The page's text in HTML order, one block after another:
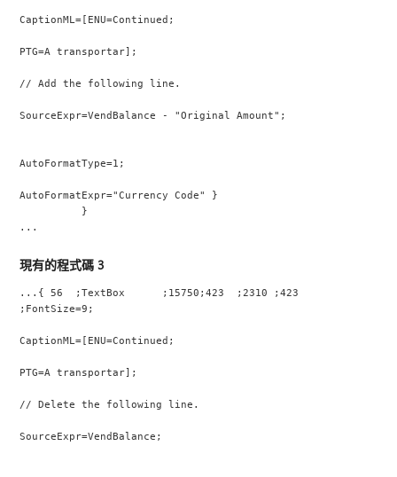
CaptionML=[ENU=Continued;
PTG=A transportar];
// Add the following line.
SourceExpr=VendBalance - "Original Amount";
AutoFormatType=1;
AutoFormatExpr="Currency Code" }
          }
...
現有的程式碼 3
...{ 56  ;TextBox      ;15750;423  ;2310 ;423
;FontSize=9;
CaptionML=[ENU=Continued;
PTG=A transportar];
// Delete the following line.
SourceExpr=VendBalance;